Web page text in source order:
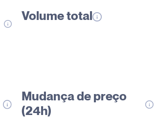
Volume total
Mudança de preço
(24h)